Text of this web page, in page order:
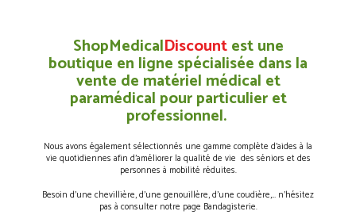
ShopMedicalDiscountest une
boutique en ligne spécialisée dans la
vente de matériel médical et
paramédical pour particulier et
professionnel.
Nous avons également sélectionnés une gamme complète d’aides à la
vie quotidiennes afin d’améliorer la qualité de vie des séniors et des
personnes à mobilité réduites.
Besoin d’une chevillière, d’une genouillère, d’une coudière,… n’hésitez
pas à consulter notre page Bandagisterie.